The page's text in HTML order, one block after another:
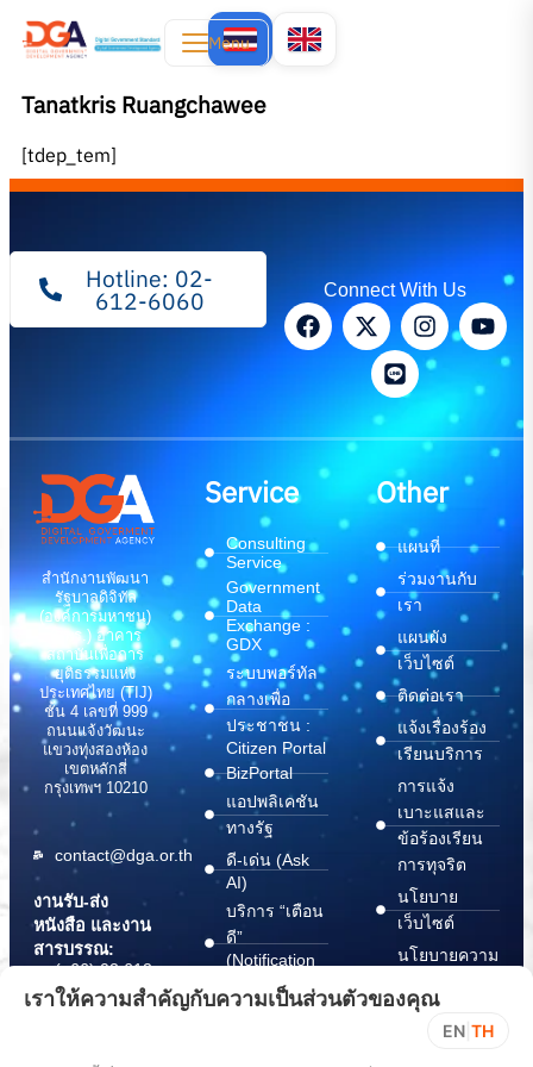
Menu
Tanatkris Ruangchawee
[tdep_tem]
Hotline: 02-
612-6060 Connect With Us
สำนักงานพัฒนา
รัฐบาลดิจิทัล
(องค์การมหาชน)
(สพร.) อาคาร
สถาบันเพื่อการ
ยุติธรรมแห่ง
ประเทศไทย (TIJ)
ชั้น 4 เลขที่ 999
ถนนแจ้งวัฒนะ
แขวงทุ่งสองห้อง
เขตหลักสี่
กรุงเทพฯ 10210
contact@dga.or.th
งานรับ-ส่ง
หนังสือ และงาน
สารบรรณ:
(+66) 02 612
6000
saraban@dga.or.th
Service
Consulting
Service
Government
Data
Exchange :
GDX
ระบบพอร์ทัล
กลางเพื่อ
ประชาชน :
Citizen Portal
BizPortal
แอปพลิเคชัน
ทางรัฐ
ดี-เด่น (Ask
AI)
บริการ “เตือน
ดี”
(Notification
บริการ
Other
แผนที่
ร่วมงานกับ
เรา
แผนผัง
เว็บไซต์
ติดต่อเรา
แจ้งเรื่องร้อง
เรียนบริการ
การแจ้ง
เบาะแสและ
ข้อร้องเรียน
การทุจริต
นโยบาย
เว็บไซต์
นโยบายความ
ปลอดภัย
สารสนเทศ
เราให้ความสำคัญกับความเป็นส่วนตัวของคุณ
EN TH